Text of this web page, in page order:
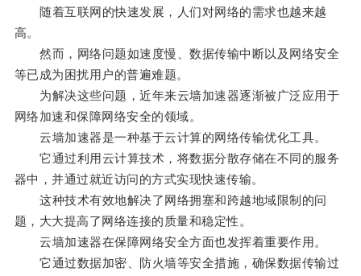
随着互联网的快速发展，人们对网络的需求也越来越
高。
然而，网络问题如速度慢、数据传输中断以及网络安全
等已成为困扰用户的普遍难题。
为解决这些问题，近年来云墙加速器逐渐被广泛应用于
网络加速和保障网络安全的领域。
云墙加速器是一种基于云计算的网络传输优化工具。
它通过利用云计算技术，将数据分散存储在不同的服务
器中，并通过就近访问的方式实现快速传输。
这种技术有效地解决了网络拥塞和跨越地域限制的问
题，大大提高了网络连接的质量和稳定性。
云墙加速器在保障网络安全方面也发挥着重要作用。
它通过数据加密、防火墙等安全措施，确保数据传输过